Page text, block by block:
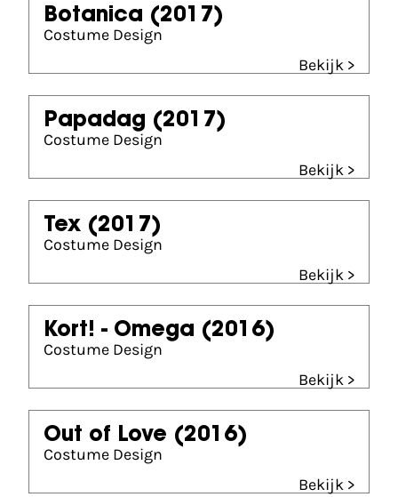
Botanica (2017)
Costume Design
Bekijk >
Papadag (2017)
Costume Design
Bekijk >
Tex (2017)
Costume Design
Bekijk >
Kort! - Omega (2016)
Costume Design
Bekijk >
Out of Love (2016)
Costume Design
Bekijk >